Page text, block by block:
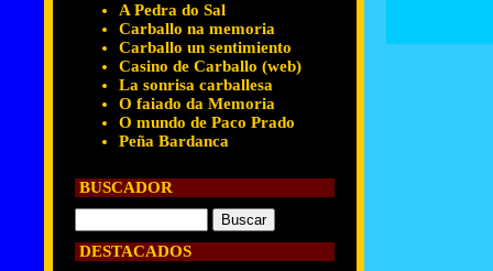
A Pedra do Sal
Carballo na memoria
Carballo un sentimiento
Casino de Carballo (web)
La sonrisa carballesa
O faiado da Memoria
O mundo de Paco Prado
Peña Bardanca
BUSCADOR
DESTACADOS